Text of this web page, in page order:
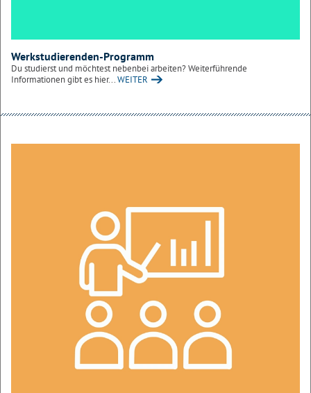
Werkstudierenden-Programm
Du studierst und möchtest nebenbei arbeiten? Weiterführende
Informationen gibt es hier...WEITER